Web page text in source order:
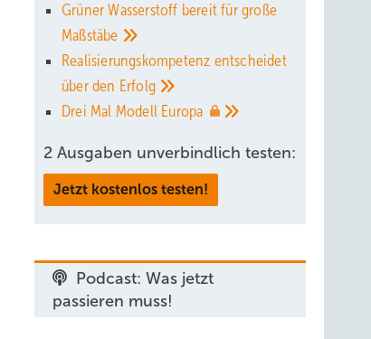
Grüner Wasserstoff bereit für große
Maßstäbe
Realisierungskompetenz entscheidet
über den Erfolg
Drei Mal Modell Europa
2 Ausgaben unverbindlich testen:
Jetzt kostenlos testen!
Podcast: Was jetzt
passieren muss!